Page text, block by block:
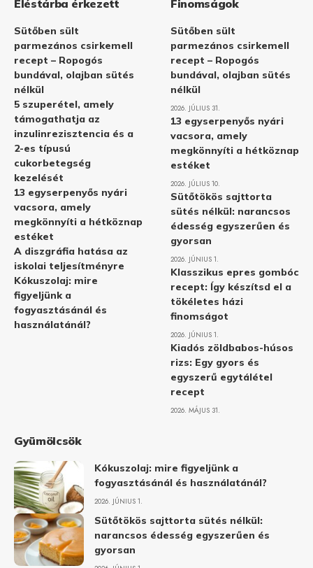
Éléstárba érkezett
Sütőben sült
parmezános csirkemell
recept – Ropogós
bundával, olajban sütés
nélkül
5 szuperétel, amely
támogathatja az
inzulinrezisztencia és a
2-es típusú
cukorbetegség
kezelését
13 egyserpenyős nyári
vacsora, amely
megkönnyíti a hétköznap
estéket
A diszgráfia hatása az
iskolai teljesítményre
Kókuszolaj: mire
figyeljünk a
fogyasztásánál és
használatánál?
Finomságok
Sütőben sült
parmezános csirkemell
recept – Ropogós
bundával, olajban sütés
nélkül
2026. JÚLIUS 31.
13 egyserpenyős nyári
vacsora, amely
megkönnyíti a hétköznap
estéket
2026. JÚLIUS 10.
Sütőtökös sajttorta
sütés nélkül: narancsos
édesség egyszerűen és
gyorsan
2026. JÚNIUS 1.
Klasszikus epres gombóc
recept: Így készítsd el a
tökéletes házi
finomságot
2026. JÚNIUS 1.
Kiadós zöldbabos-húsos
rizs: Egy gyors és
egyszerű egytálétel
recept
2026. MÁJUS 31.
Gyümölcsök
Kókuszolaj: mire figyeljünk a
fogyasztásánál és használatánál?
2026. JÚNIUS 1.
Sütőtökös sajttorta sütés nélkül:
narancsos édesség egyszerűen és
gyorsan